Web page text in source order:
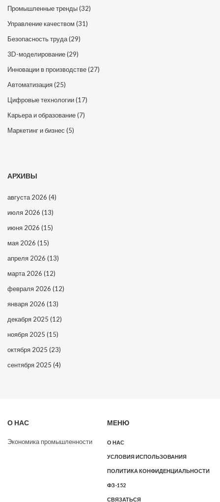
Промышленные тренды(32)
Управление качеством (31)
Безопасность труда(29)
3D-моделирование(29)
Инновации в производстве(27)
Автоматизация(25)
Цифровые технологии(17)
Карьера и образование(7)
Маркетинг и бизнес (5)
АРХИВЫ
августа 2026 (4)
июля 2026 (13)
июня 2026 (15)
мая 2026 (15)
апреля 2026 (13)
марта 2026 (12)
февраля 2026 (12)
января 2026 (13)
декабря 2025 (12)
ноября 2025 (15)
октября 2025 (23)
сентября 2025 (4)
О НАС
Экономика промышленности
МЕНЮ
О НАС
УСЛОВИЯ ИСПОЛЬЗОВАНИЯ
ПОЛИТИКА КОНФИДЕНЦИАЛЬНОСТИ
ФЗ-152
СВЯЗАТЬСЯ